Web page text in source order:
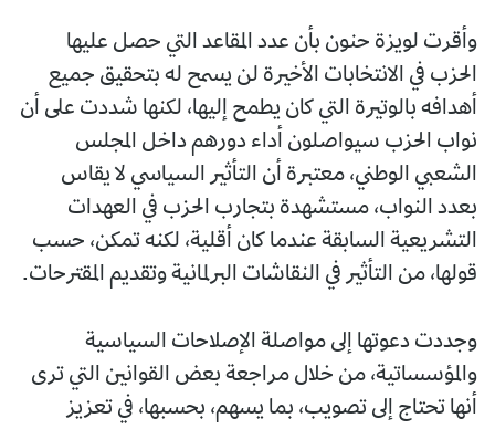
وأقرت لويزة حنون بأن عدد المقاعد التي حصل عليها
الحزب في الانتخابات الأخيرة لن يسمح له بتحقيق جميع
أهدافه بالوتيرة التي كان يطمح إليها، لكنها شددت على أن
نواب الحزب سيواصلون أداء دورهم داخل المجلس
الشعبي الوطني، معتبرة أن التأثير السياسي لا يقاس
بعدد النواب، مستشهدة بتجارب الحزب في العهدات
التشريعية السابقة عندما كان أقلية، لكنه تمكن، حسب
قولها، من التأثير في النقاشات البرلمانية وتقديم المقترحات.
وجددت دعوتها إلى مواصلة الإصلاحات السياسية
والمؤسساتية، من خلال مراجعة بعض القوانين التي ترى
أنها تحتاج إلى تصويب، بما يسهم، بحسبها، في تعزيز